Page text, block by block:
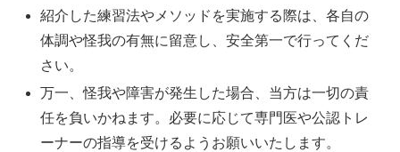
紹介した練習法やメソッドを実施する際は、各自の
体調や怪我の有無に留意し、安全第一で行ってくだ
さい。
万一、怪我や障害が発生した場合、当方は一切の責
任を負いかねます。必要に応じて専門医や公認トレ
ーナーの指導を受けるようお願いいたします。